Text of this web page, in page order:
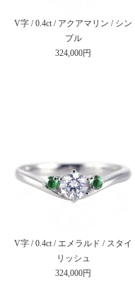
V字 / 0.4ct / アクアマリン / シン
プル
324,000円
V字 / 0.4ct / エメラルド / スタイ
リッシュ
324,000円